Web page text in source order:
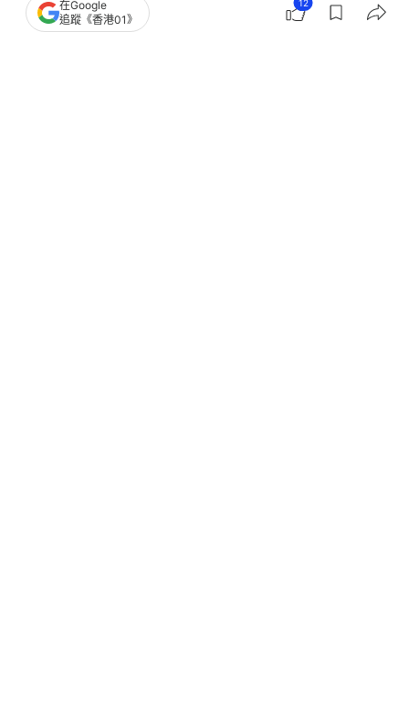
在Google
追蹤《香港01》
12